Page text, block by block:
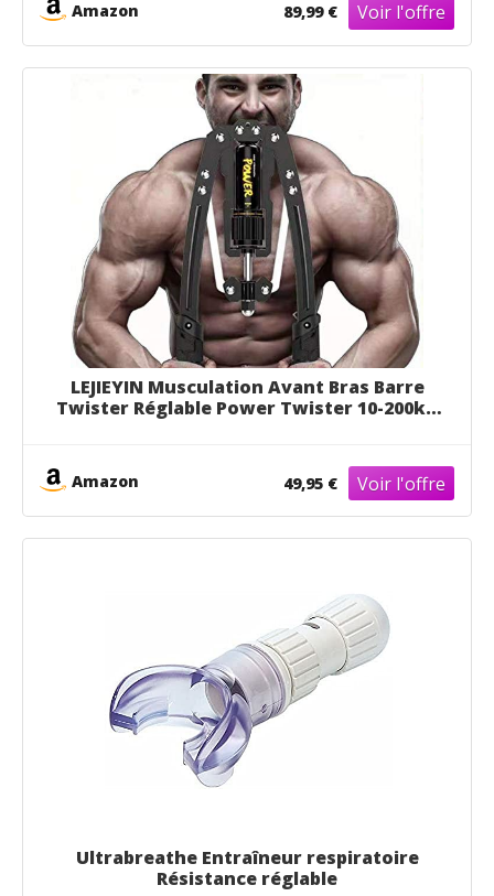
Amazon 89,99 €
LEJIEYIN Musculation Avant Bras Barre
Twister Réglable Power Twister 10-200kg
Haut du Corps, de la Poitrine, des épaules
Amazon 49,95 €
Ultrabreathe Entraîneur respiratoire
Résistance réglable